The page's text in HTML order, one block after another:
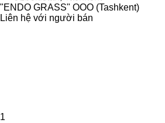
"ENDO GRASS" OOO (Tashkent)
Liên hệ với người bán
1